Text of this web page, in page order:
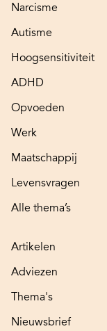
Narcisme
Autisme
Hoogsensitiviteit
ADHD
Opvoeden
Werk
Maatschappij
Levensvragen
Alle thema’s
Artikelen
Adviezen
Thema's
Nieuwsbrief